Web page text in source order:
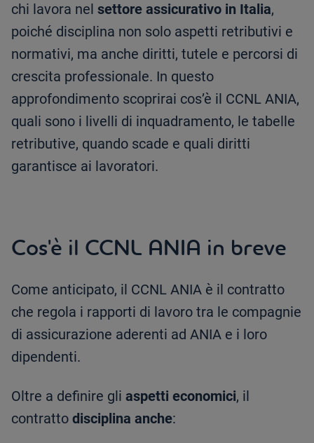
chi lavora nel settore assicurativo in Italia,
poiché disciplina non solo aspetti retributivi e
normativi, ma anche diritti, tutele e percorsi di
crescita professionale. In questo
approfondimento scoprirai cos’è il CCNL ANIA,
quali sono i livelli di inquadramento, le tabelle
retributive, quando scade e quali diritti
garantisce ai lavoratori.
Cos'è il CCNL ANIA in breve
Come anticipato, il CCNL ANIA è il contratto
che regola i rapporti di lavoro tra le compagnie
di assicurazione aderenti ad ANIA e i loro
dipendenti.
Oltre a definire gli aspetti economici, il
contratto disciplina anche: